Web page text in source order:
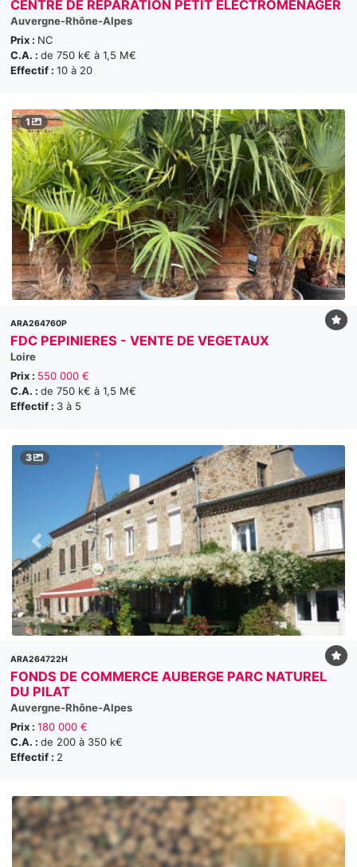
CENTRE DE RÉPARATION PETIT ÉLECTROMÉNAGER
Auvergne-Rhône-Alpes
Prix : NC
C.A. : de 750 k€ à 1,5 M€
Effectif : 10 à 20
1
ARA264760P
FDC PEPINIERES - VENTE DE VEGETAUX
Loire
Prix : 550 000 €
C.A. : de 750 k€ à 1,5 M€
Effectif : 3 à 5
3
ARA264722H
FONDS DE COMMERCE AUBERGE PARC NATUREL
DU PILAT
Auvergne-Rhône-Alpes
Prix : 180 000 €
C.A. : de 200 à 350 k€
Effectif : 2